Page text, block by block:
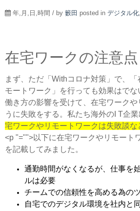
年,月,日,時間 / by 籔田 posted in デジタル化,
在宅ワークの注意
まず、ただ「Withコロナ対策」で、「
モートワーク」を行っても効果はで
働き方の影響を受けて、在宅ワーク
うに失敗をする。私たち海外のI T企
宅ワークやリモートワークは失敗談な
<p "="">以下に在宅ワークやリモート
を記載してみました。
通勤時間がなくなるが、仕事を
ルは必要
チームでの信頼性を高める為の
自宅でのデジタル環境を社内と